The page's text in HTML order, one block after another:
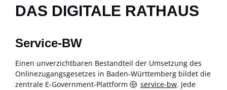
DAS DIGITALE RATHAUS
Service-BW
Einen unverzichtbaren Bestandteil der Umsetzung des
Onlinezugangsgesetzes in Baden-Württemberg bildet die
zentrale E-Government-Plattform
service-bw. Jede